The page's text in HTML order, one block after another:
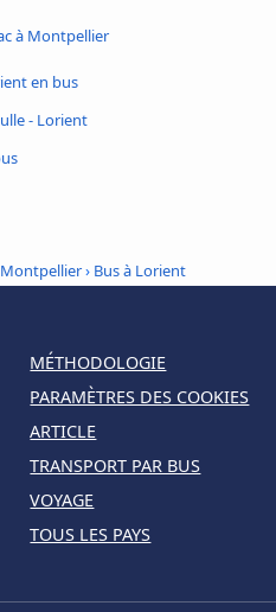
à Montpellier
en bus
- Lorient
Montpellier› Bus à Lorient
MÉTHODOLOGIE
PARAMÈTRES DES COOKIES
ARTICLE
TRANSPORT PAR BUS
VOYAGE
TOUS LES PAYS